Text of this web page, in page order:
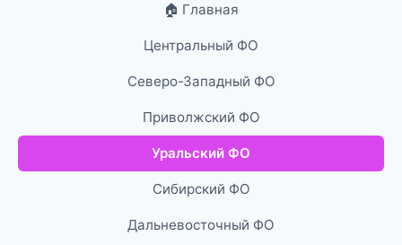
🏠 Главная
Центральный ФО
Северо-Западный ФО
Приволжский ФО
Уральский ФО
Сибирский ФО
Дальневосточный ФО